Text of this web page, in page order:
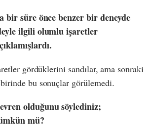
bir süre önce benzer bir deneyde
ilgili olumlu işaretler
gördüklerini sandılar, ama sonraki
bu sonuçlar görülemedi.
evren olduğunu söylediniz;
mü?